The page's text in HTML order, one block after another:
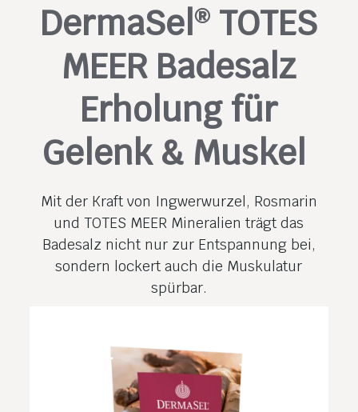
DermaSel® TOTES
MEER Badesalz
Erholung für
Gelenk & Muskel
Mit der Kraft von Ingwerwurzel, Rosmarin
und TOTES MEER Mineralien trägt das
Badesalz nicht nur zur Entspannung bei,
sondern lockert auch die Muskulatur
spürbar.